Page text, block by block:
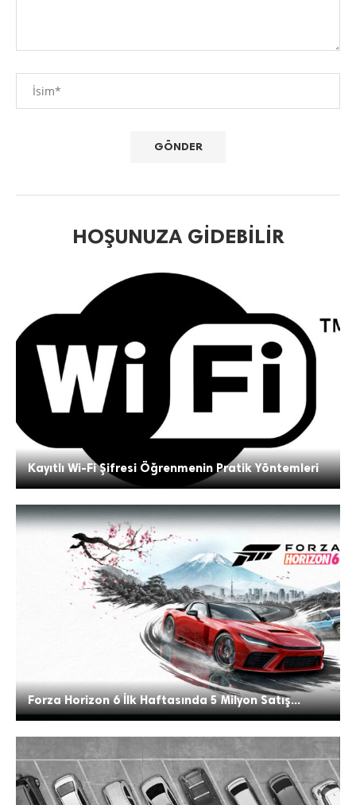
HOŞUNUZA GIDEBILIR
Kayıtlı Wi-Fi Şifresi Öğrenmenin Pratik Yöntemleri
Forza Horizon 6 İlk Haftasında 5 Milyon Satış...